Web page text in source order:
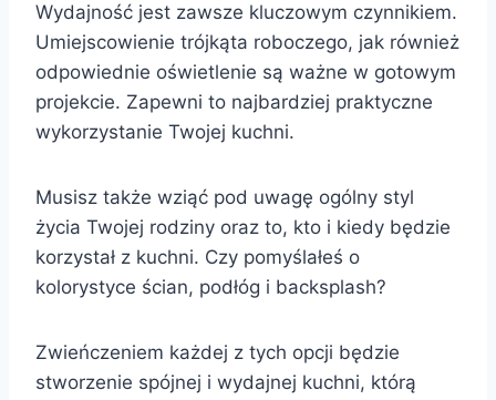
Wydajność jest zawsze kluczowym czynnikiem.
Umiejscowienie trójkąta roboczego, jak również
odpowiednie oświetlenie są ważne w gotowym
projekcie. Zapewni to najbardziej praktyczne
wykorzystanie Twojej kuchni.
Musisz także wziąć pod uwagę ogólny styl
życia Twojej rodziny oraz to, kto i kiedy będzie
korzystał z kuchni. Czy pomyślałeś o
kolorystyce ścian, podłóg i backsplash?
Zwieńczeniem każdej z tych opcji będzie
stworzenie spójnej i wydajnej kuchni, którą